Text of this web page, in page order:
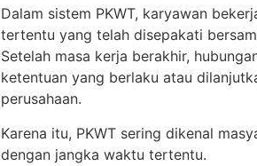
Dalam sistem PKWT, karyawan
tertentu yang telah disepakati
Setelah masa kerja berakhir,
ketentuan yang berlaku atau
perusahaan.
Karena itu, PKWT sering dikenal
dengan jangka waktu tertentu.